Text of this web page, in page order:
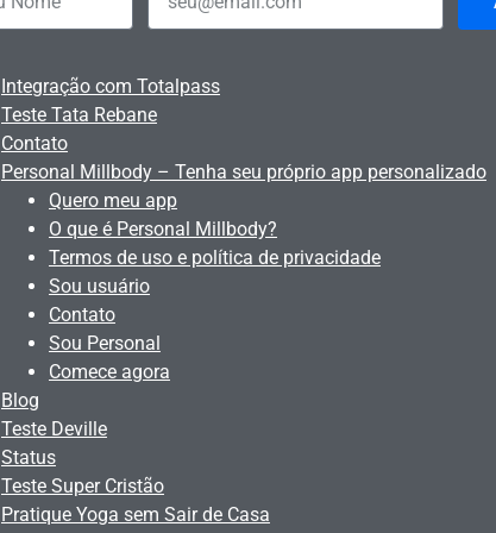
Integração com Totalpass
Teste Tata Rebane
Contato
Personal Millbody – Tenha seu próprio app personalizado
Quero meu app
O que é Personal Millbody?
Termos de uso e política de privacidade
Sou usuário
Contato
Sou Personal
Comece agora
Blog
Teste Deville
Status
Teste Super Cristão
Pratique Yoga sem Sair de Casa